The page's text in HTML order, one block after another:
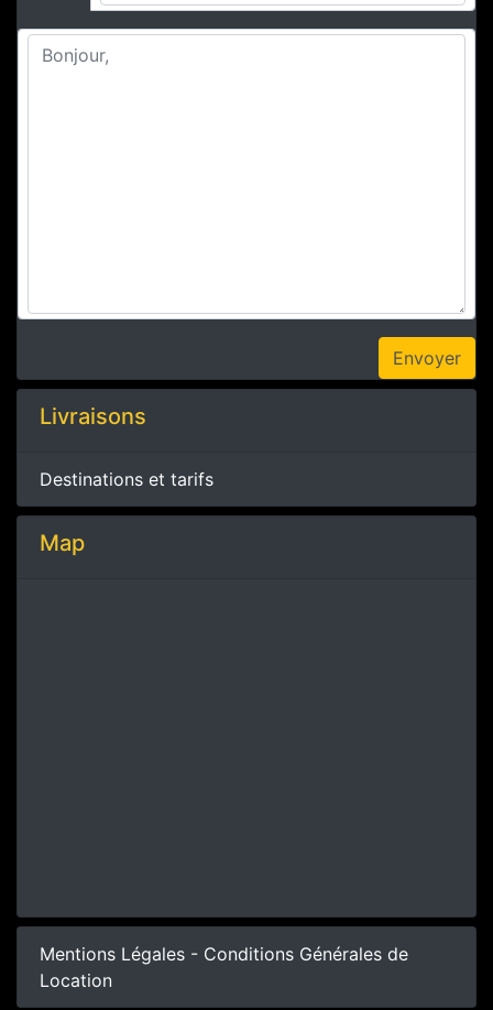
Livraisons
Destinations et tarifs
Map
Mentions Légales - Conditions Générales de
Location